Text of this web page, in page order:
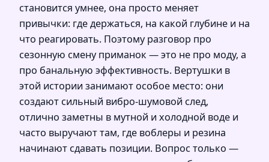
становится умнее, она просто меняет
привычки: где держаться, на какой глубине и на
что реагировать. Поэтому разговор про
сезонную смену приманок — это не про моду, а
про банальную эффективность. Вертушки в
этой истории занимают особое место: они
создают сильный вибро-шумовой след,
отлично заметны в мутной и холодной воде и
часто выручают там, где воблеры и резина
начинают сдавать позиции. Вопрос только —